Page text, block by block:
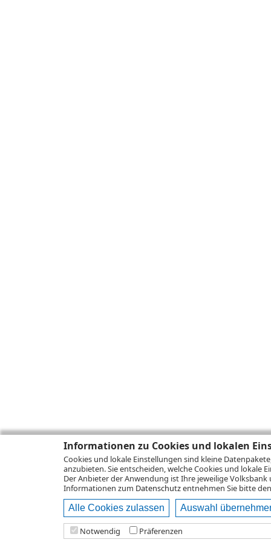
Informationen zu Cookies und lokalen
Cookies und lokale Einstellungen sind kleine
anzubieten. Sie entscheiden, welche Cookies und lokale
Der Anbieter der Anwendung ist Ihre jeweilige Volksbank
Informationen zum Datenschutzentnehmen Sie bitte
Alle Cookies zulassen Auswahl
Notwendig Präferenzen